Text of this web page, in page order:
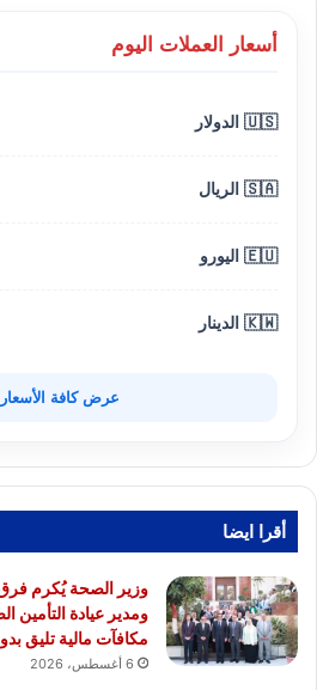
أسعار العملات اليوم
🇺🇸 الدولار
🇸🇦 الريال
🇪🇺 اليورو
🇰🇼 الدينار
عرض كافة
أقرا ايضا
وزير الصحة يُكرم فرق
ومدير عيادة
مكافآت مالية تليق
6 أغسطس، 2026